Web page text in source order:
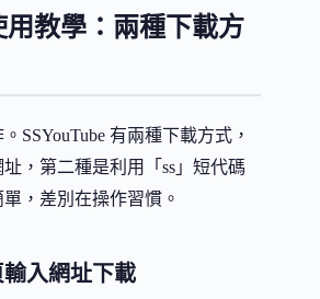
用教學：兩種下載方
SSYouTube 有兩種下載方式，
，第二種是利用「ss」短代碼
，差別在操作習慣。
入網址下載